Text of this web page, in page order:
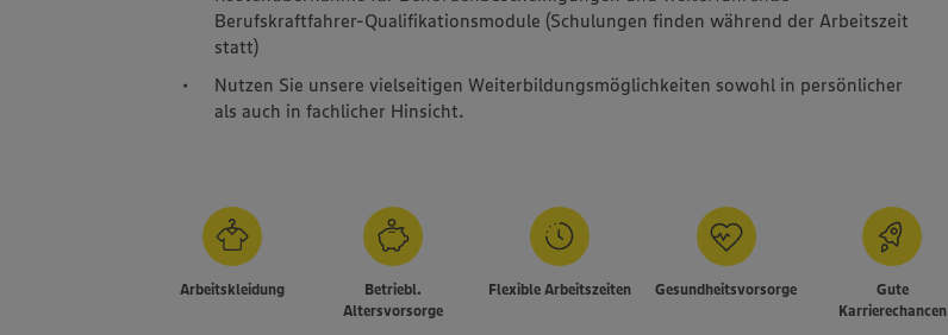
Berufskraftfahrer-Qualifikationsmodule (Schulungen finden während der Arbeitszeit
statt)
Nutzen Sie unsere vielseitigen Weiterbildungsmöglichkeiten sowohl in persönlicher
als auch in fachlicher Hinsicht.
Arbeitskleidung
Betriebl.
Altersvorsorge
Flexible Arbeitszeiten Gesundheitsvorsorge
Gute
Karrierechancen